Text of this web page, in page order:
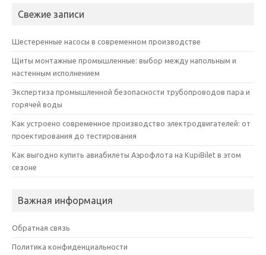
Свежие записи
Шестеренные насосы в современном производстве
Щиты монтажные промышленные: выбор между напольным и
настенным исполнением
Экспертиза промышленной безопасности трубопроводов пара и
горячей воды
Как устроено современное производство электродвигателей: от
проектирования до тестирования
Как выгодно купить авиабилеты Аэрофлота на KupiBilet в этом
сезоне
Важная информация
Обратная связь
Политика конфиденциальности